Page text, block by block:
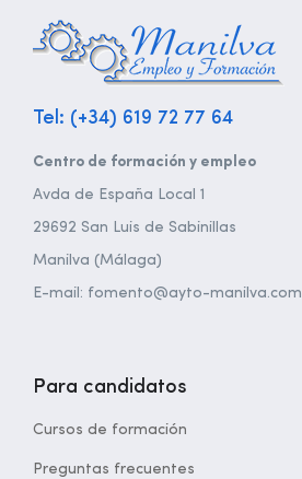
Tel: (+34) 619 72 77 64
Centro de formación y empleo
Avda de España Local 1
29692 San Luis de Sabinillas
Manilva (Málaga)
E-mail: fomento@ayto-manilva.com
Para candidatos
Cursos de formación
Preguntas frecuentes